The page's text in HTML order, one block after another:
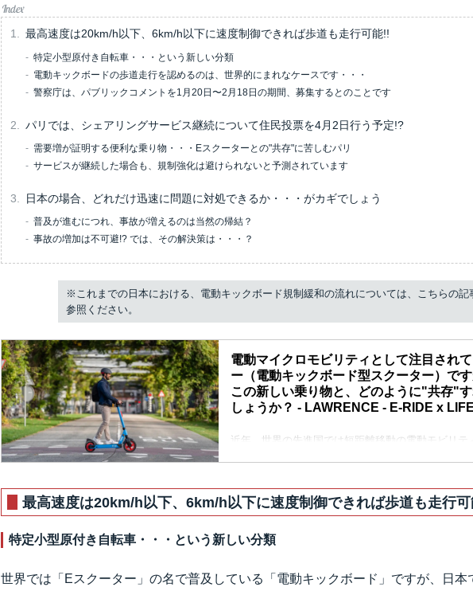
最高速度は20km/h以下、6km/h以下に速度制御できれば歩道も走行可能!!
特定小型原付き自転車・・・という新しい分類
電動キックボードの歩道走行を認めるのは、世界的にまれなケースです・・・
警察庁は、パブリックコメントを1月20日〜2月18日の期間、募集するとのことです
パリでは、シェアリングサービス継続について住民投票を4月2日行う予定!?
需要増が証明する便利な乗り物・・・Eスクーターとの"共存"に苦しむパリ
サービスが継続した場合も、規制強化は避けられないと予測されています
日本の場合、どれだけ迅速に問題に対処できるか・・・がカギでしょう
普及が進むにつれ、事故が増えるのは当然の帰結？
事故の増加は不可避!? では、その解決策は・・・？
※これまでの日本における、電動キックボード規制緩和の流れについては、こちらの記
参照ください。
電動マイクロモビリティとして注目され
ー（電動キックボード型スクーター）で
この新しい乗り物と、どのように"共存"
しょうか？ - LAWRENCE - E-RIDE x
近年、世界の先進国では短距離移動の電動モビリテ
ー（キックボード型スクーター）が人々の注目を
歩行者などに、新たな要素としてEスクーターが加
じた"軋轢"があるのも事実です・・・。日本での普
ろうEスクーターにまつわる、最近の動向を紹介し
最高速度は20km/h以下、6km/h以下に速度制御できれば歩道も走行
特定小型原付き自転車・・・という新しい分類
世界では「Eスクーター」の名で普及している「電動キックボード」ですが、日本